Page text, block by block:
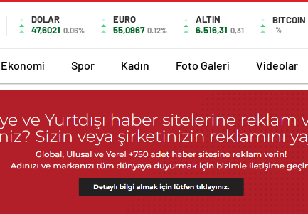
DOLAR
47,6021 0.06%
EURO
55,0967 0.12%
ALTIN
6.516,31 0,31
BITCOIN
%
Ekonomi Spor Kadın Foto Galeri Videolar